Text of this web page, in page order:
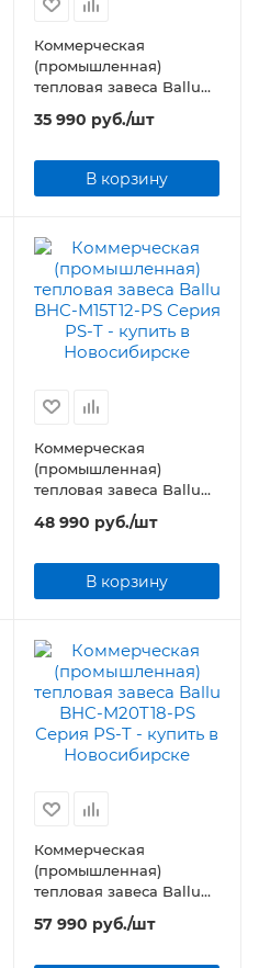
Коммерческая
(промышленная)
тепловая завеса Ballu
BHC-M10T09-PS Серия
PS-T
35 990 руб./шт
В корзину
Коммерческая
(промышленная)
тепловая завеса Ballu
BHC-M15T12-PS Серия
PS-T
48 990 руб./шт
В корзину
Коммерческая
(промышленная)
тепловая завеса Ballu
BHC-M20T18-PS Серия
PS-T
57 990 руб./шт